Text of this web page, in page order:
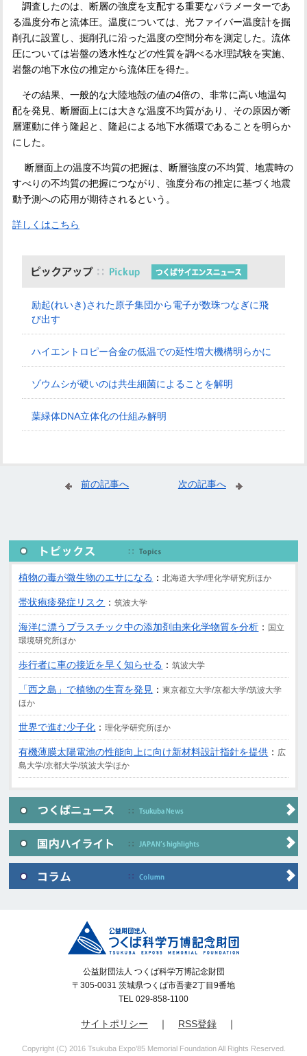
調査したのは、断層の強度を支配する重要なパラメーターであ
る温度分布と流体圧。温度については、光ファイバー温度計を掘
削孔に設置し、掘削孔に沿った温度の空間分布を測定した。流体
圧については岩盤の透水性などの性質を調べる水理試験を実施、
岩盤の地下水位の推定から流体圧を得た。
その結果、一般的な大陸地殻の値の4倍の、非常に高い地温勾
配を発見、断層面上には大きな温度不均質があり、その原因が断
層運動に伴う隆起と、隆起による地下水循環であることを明らか
にした。
断層面上の温度不均質の把握は、断層強度の不均質、地震時の
すべりの不均質の把握につながり、強度分布の推定に基づく地震
動予測への応用が期待されるという。
詳しくはこちら
励起(れいき)された原子集団から電子が数珠つなぎに飛
び出す
ハイエントロピー合金の低温での延性増大機構明らかに
ゾウムシが硬いのは共生細菌によることを解明
葉緑体DNA立体化の仕組み解明
前の記事へ 次の記事へ
植物の毒が微生物のエサになる ：北海道大学/理化学研究所ほか
帯状疱疹発症リスク ：筑波大学
海洋に漂うプラスチック中の添加剤由来化学物質を分析 ： 国立
環境研究所ほか
歩行者に車の接近を早く知らせる ：筑波大学
「西之島」で植物の生育を発見 ：東京都立大学/京都大学/筑波大学
ほか
世界で進む少子化 ：理化学研究所ほか
有機薄膜太陽電池の性能向上に向け新材料設計指針を提供 ： 広
島大学/京都大学/筑波大学ほか
公益財団法人 つくば科学万博記念財団
〒305-0031 茨城県つくば市吾妻2丁目9番地
TEL 029-858-1100
サイトポリシー ｜ RSS登録 ｜
Copyright (C) 2016 Tsukuba Expo’85 Memorial Foundation All Rights Reserved.